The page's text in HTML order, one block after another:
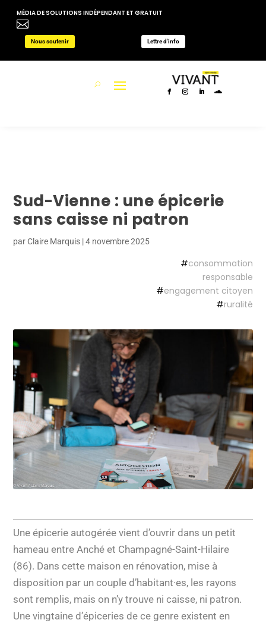
MÉDIA DE SOLUTIONS INDÉPENDANT ET GRATUIT

Nous soutenir Lettre d'info
Sud-Vienne : une épicerie
sans caisse ni patron
parClaire Marquis |4 novembre 2025
#consommation
responsable
#engagement citoyen
#ruralité
Une épicerie autogérée vient d’ouvrir dans un petit
hameau entre Anché et Champagné-Saint-Hilaire
(86). Dans cette maison en rénovation, mise à
disposition par un couple d’habitant·es, les rayons
sont remplis, mais on n’y trouve ni caisse, ni patron.
Une vingtaine d’épiceries de ce genre existent en